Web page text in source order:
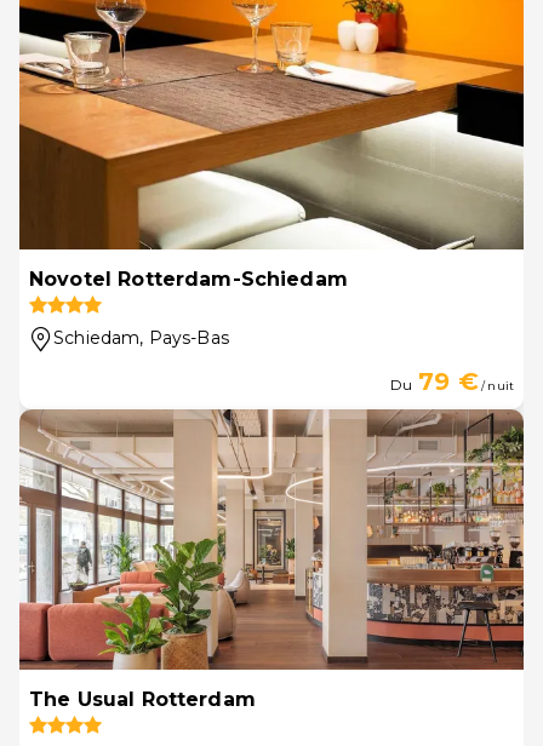
Novotel Rotterdam-Schiedam
Schiedam, Pays-Bas
Du 79 €/ nuit
The Usual Rotterdam